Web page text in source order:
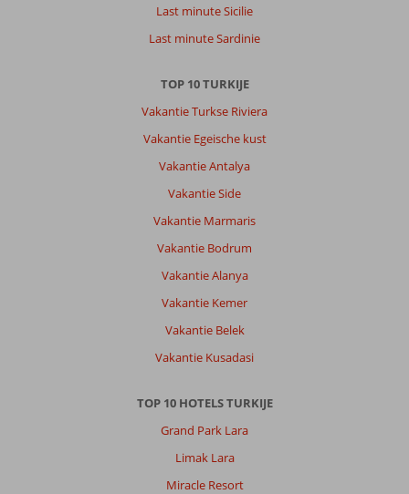
Last minute Sicilie
Last minute Sardinie
TOP 10 TURKIJE
Vakantie Turkse Riviera
Vakantie Egeische kust
Vakantie Antalya
Vakantie Side
Vakantie Marmaris
Vakantie Bodrum
Vakantie Alanya
Vakantie Kemer
Vakantie Belek
Vakantie Kusadasi
TOP 10 HOTELS TURKIJE
Grand Park Lara
Limak Lara
Miracle Resort